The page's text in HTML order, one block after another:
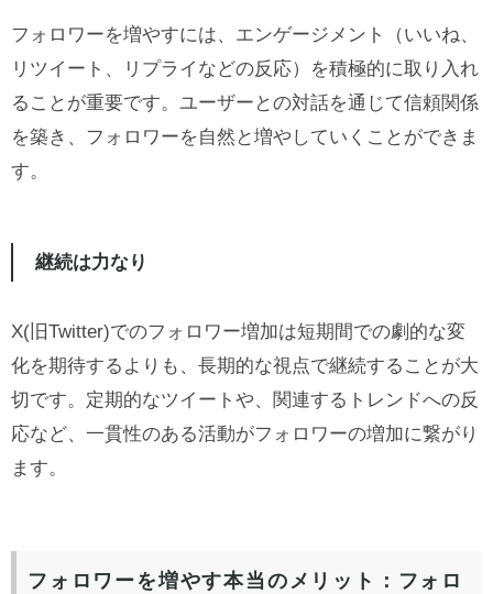
フォロワーを増やすには、エンゲージメント（いいね、
リツイート、リプライなどの反応）を積極的に取り入れ
ることが重要です。ユーザーとの対話を通じて信頼関係
を築き、フォロワーを自然と増やしていくことができま
す。
継続は力なり
X(旧Twitter)でのフォロワー増加は短期間での劇的な変
化を期待するよりも、長期的な視点で継続することが大
切です。定期的なツイートや、関連するトレンドへの反
応など、一貫性のある活動がフォロワーの増加に繋がり
ます。
フォロワーを増やす本当のメリット：フォロ